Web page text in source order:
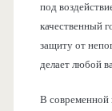
под
качественный
защиту от
делает любой
В современной